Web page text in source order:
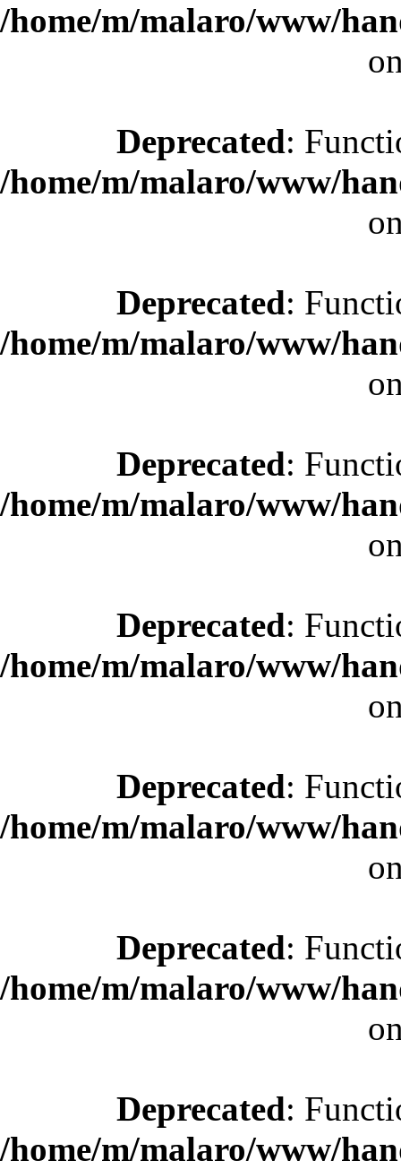
/home/m/malaro/www/
Deprecated:
/home/m/malaro/www/
Deprecated:
/home/m/malaro/www/
Deprecated:
/home/m/malaro/www/
Deprecated:
/home/m/malaro/www/
Deprecated:
/home/m/malaro/www/
Deprecated:
/home/m/malaro/www/
Deprecated:
/home/m/malaro/www/